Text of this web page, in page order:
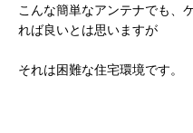
こんな簡単なアンテナでも、
れば良いとは思いますが
それは困難な住宅環境です。